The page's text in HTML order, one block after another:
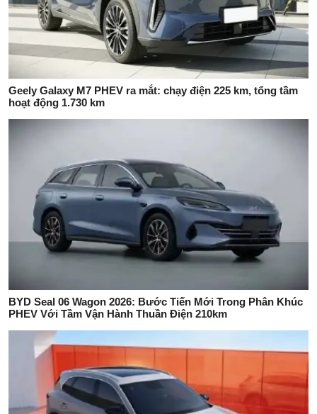
Geely Galaxy M7 PHEV ra mắt: chạy điện 225 km, tổng tầm
hoạt động 1.730 km
BYD Seal 06 Wagon 2026: Bước Tiến Mới Trong Phân Khúc
PHEV Với Tầm Vận Hành Thuần Điện 210km